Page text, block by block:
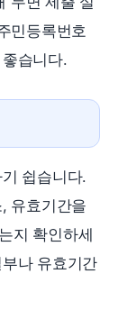
민등록번호
습니다.
쉽습니다.
유효기간을
지 확인하세
나 유효기간